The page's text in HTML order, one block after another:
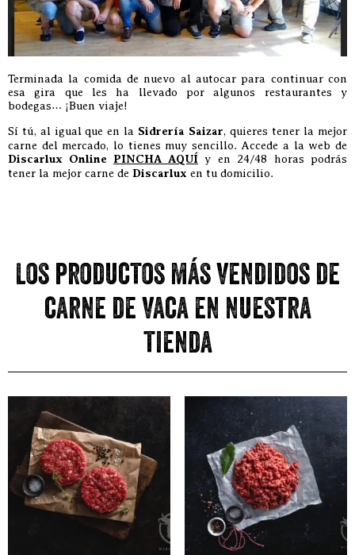
Terminada la comida de nuevo al autocar para continuar con
esa gira que les ha llevado por algunos restaurantes y
bodegas… ¡Buen viaje!
Sí tú, al igual que en la Sidrería Saizar, quieres tener la mejor
carne del mercado, lo tienes muy sencillo. Accede a la web de
Discarlux Online PINCHA AQUÍ y en 24/48 horas podrás
tener la mejor carne de Discarlux en tu domicilio.
Los productos más vendidos de
carne de vaca en nuestra
tienda